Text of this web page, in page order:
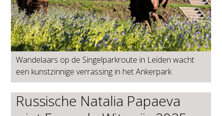
Wandelaars op de Singelparkroute in Leiden wacht
een kunstzinnige verrassing in het Ankerpark
Russische Natalia Papaeva